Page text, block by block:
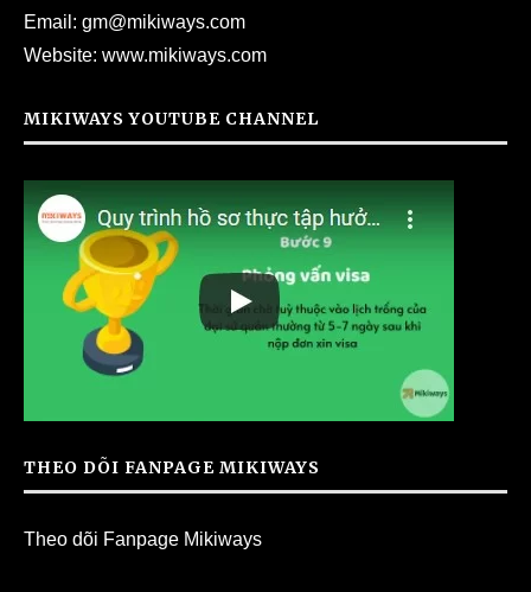
Email: gm@mikiways.com
Website: www.mikiways.com
MIKIWAYS YOUTUBE CHANNEL
THEO DÕI FANPAGE MIKIWAYS
Theo dõi Fanpage Mikiways